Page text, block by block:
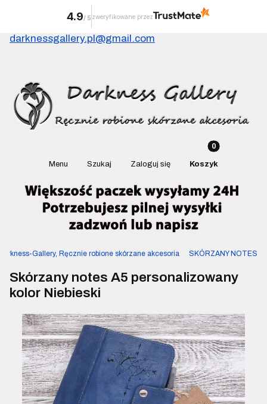
darknessgallery.pl@gmail.com
Menu Szukaj Zaloguj się
Produkty w
Koszyk
Gallery, Ręcznie robione skórzane akcesoria SKÓRZANY NOTES
Skórzany notes A5 personalizowany
kolor Niebieski
4.9/ 5 zweryfikowane przez